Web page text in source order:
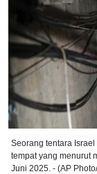
Seorang tentara
tempat yang menurut
Juni 2025. - (AP